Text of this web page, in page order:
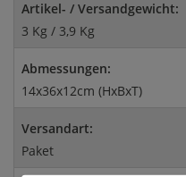
Artikel- / Versandgewicht:
3 Kg / 3,9 Kg
Abmessungen:
14x36x12cm (HxBxT)
Versandart:
Paket